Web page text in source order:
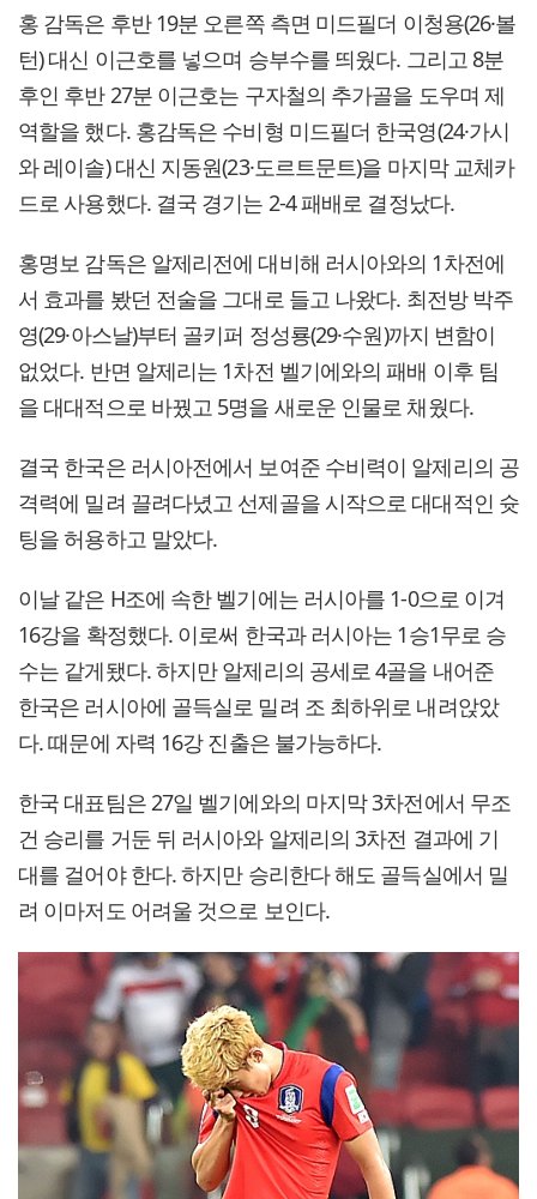
홍 감독은 후반 19분 오른쪽 측면 미드필더 이청용(26·볼
턴) 대신 이근호를 넣으며 승부수를 띄웠다. 그리고 8분
후인 후반 27분 이근호는 구자철의 추가골을 도우며 제
역할을 했다. 홍감독은 수비형 미드필더 한국영(24·가시
와 레이솔) 대신 지동원(23·도르트문트)을 마지막 교체카
드로 사용했다. 결국 경기는 2-4 패배로 결정났다.
홍명보 감독은 알제리전에 대비해 러시아와의 1차전에
서 효과를 봤던 전술을 그대로 들고 나왔다. 최전방 박주
영(29·아스날)부터 골키퍼 정성룡(29·수원)까지 변함이
없었다. 반면 알제리는 1차전 벨기에와의 패배 이후 팀
을 대대적으로 바꿨고 5명을 새로운 인물로 채웠다.
결국 한국은 러시아전에서 보여준 수비력이 알제리의 공
격력에 밀려 끌려다녔고 선제골을 시작으로 대대적인 슛
팅을 허용하고 말았다.
이날 같은 H조에 속한 벨기에는 러시아를 1-0으로 이겨
16강을 확정했다. 이로써 한국과 러시아는 1승1무로 승
수는 같게됐다. 하지만 알제리의 공세로 4골을 내어준
한국은 러시아에 골득실로 밀려 조 최하위로 내려앉았
다. 때문에 자력 16강 진출은 불가능하다.
한국 대표팀은 27일 벨기에와의 마지막 3차전에서 무조
건 승리를 거둔 뒤 러시아와 알제리의 3차전 결과에 기
대를 걸어야 한다. 하지만 승리한다 해도 골득실에서 밀
려 이마저도 어려울 것으로 보인다.